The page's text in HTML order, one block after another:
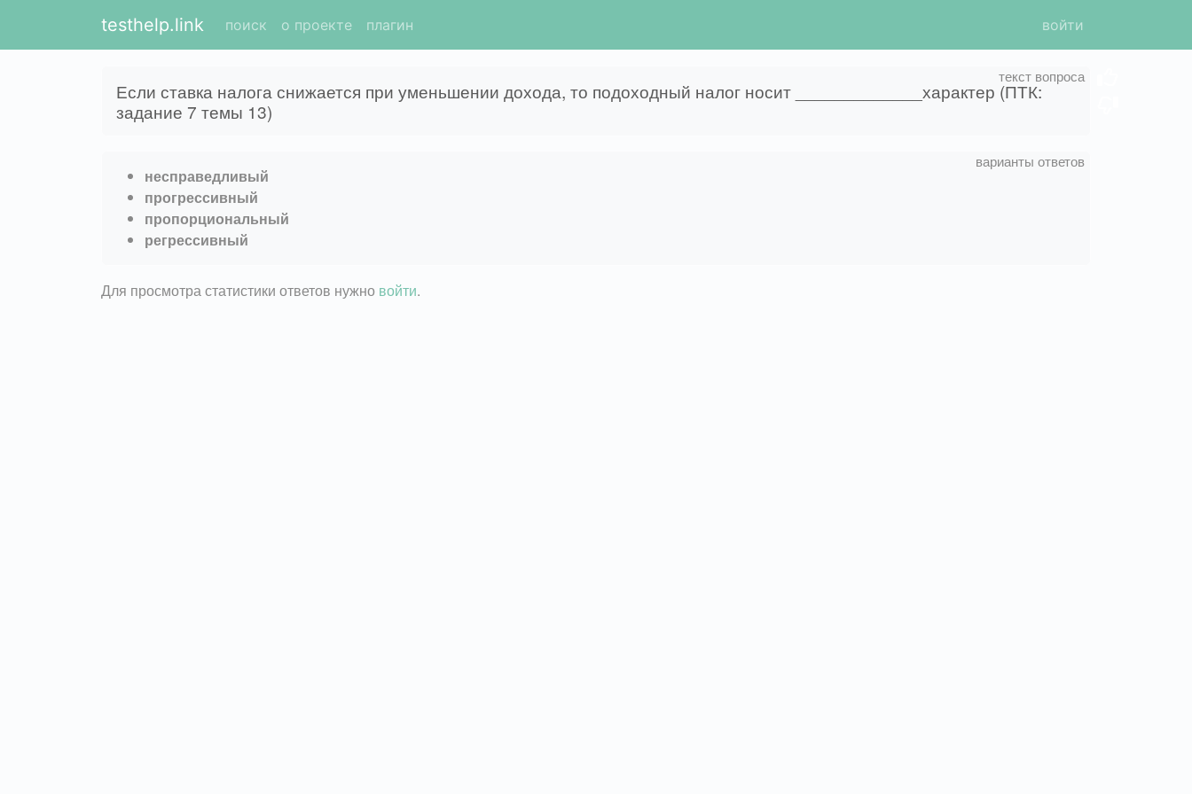
testhelp.link поиск о проекте плагин войти
Если ставка налога снижается при уменьшении дохода, то подоходный налог носит _____________характер (ПТК:
задание 7 темы 13)
несправедливый
прогрессивный
пропорциональный
регрессивный
Для просмотра статистики ответов нужно войти.